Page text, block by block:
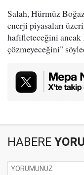
Salah, Hürmüz
enerji piyasaları
hafifleteceğini ancak
çözmeyeceğini"
HABERE